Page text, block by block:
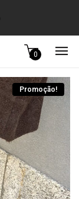
0
Promoção!